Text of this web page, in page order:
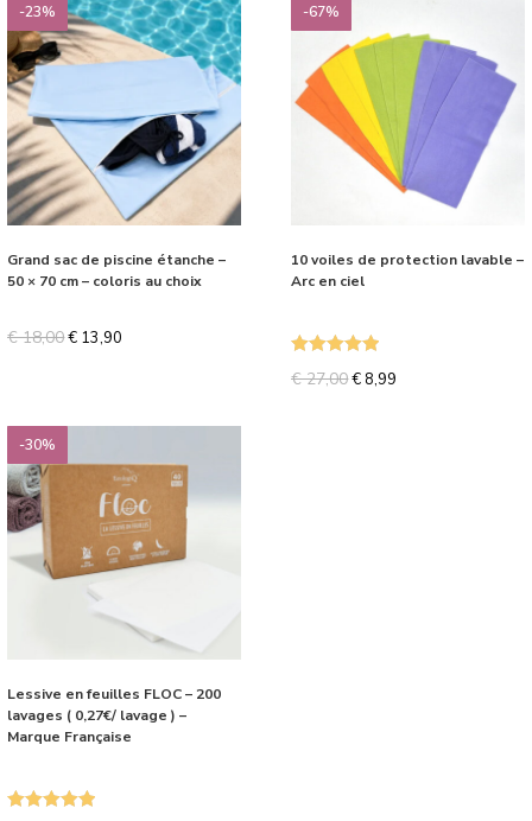
-23%
Grand sac de piscine étanche –
50 × 70 cm – coloris au choix
€18,00€ 13,90
-67%
10 voiles de protection lavable –
Arc en ciel
€27,00€ 8,99
-30%
Lessive en feuilles FLOC – 200
lavages ( 0,27€/ lavage ) –
Marque Française